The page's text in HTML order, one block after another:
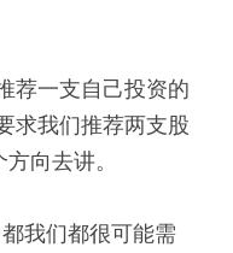
荐一支自己投资的
求我们推荐两支股
向去讲。
我们都很可能需